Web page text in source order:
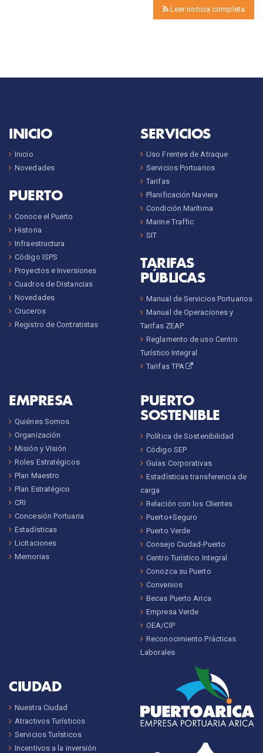
Leer noticia completa
INICIO
Inicio
Novedades
PUERTO
Conoce el Puerto
Historia
Infraestructura
Código ISPS
Proyectos e Inversiones
Cuadros de Distancias
Novedades
Cruceros
Registro de Contratistas
SERVICIOS
Uso Frentes de Atraque
Servicios Portuarios
Tarifas
Planificación Naviera
Condición Marítima
Marine Traffic
SIT
TARIFAS
PÚBLICAS
Manual de Servicios Portuarios
Manual de Operaciones y
Tarifas ZEAP
Reglamento de uso Centro
Turístico Integral
Tarifas TPA
EMPRESA
Quiénes Somos
Organización
Misión y Visión
Roles Estratégicos
Plan Maestro
Plan Estratégico
CRI
Concesión Portuaria
Estadísticas
Licitaciones
Memorias
PUERTO
SOSTENIBLE
Política de Sostenibilidad
Código SEP
Guías Corporativas
Estadísticas transferencia de
carga
Relación con los Clientes
Puerto+Seguro
Puerto Verde
Consejo Ciudad-Puerto
Centro Turístico Integral
Conozca su Puerto
Convenios
Becas Puerto Arica
Empresa Verde
OEA/CIP
Reconocimiento Prácticas
Laborales
CIUDAD
Nuestra Ciudad
Atractivos Turísticos
Servicios Turísticos
Incentivos a la inversión